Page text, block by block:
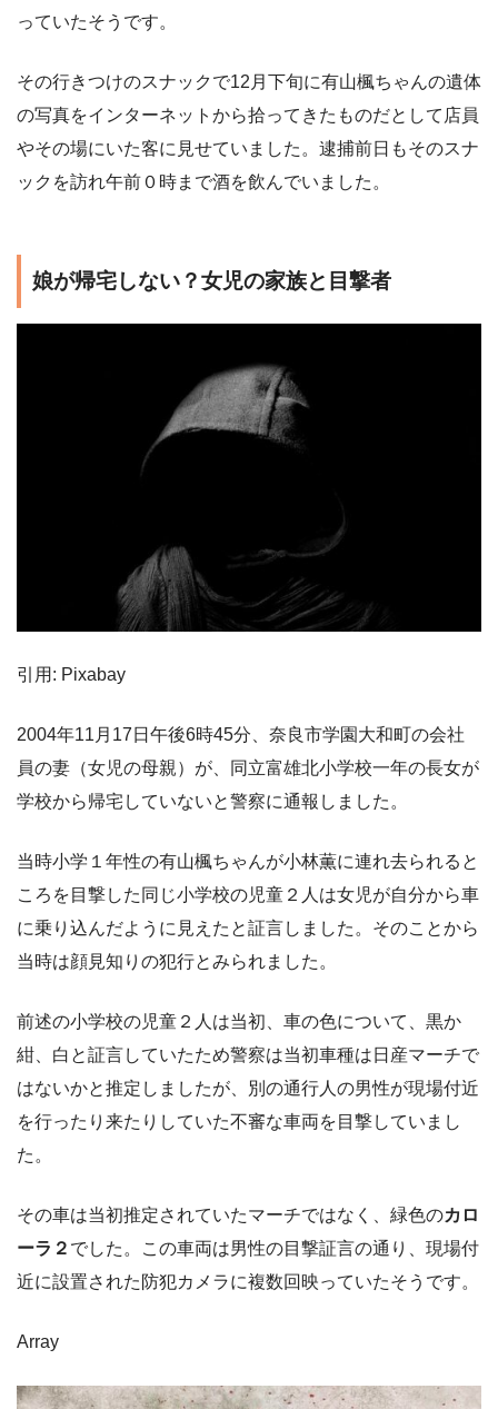
っていたそうです。
その行きつけのスナックで12月下旬に有山楓ちゃんの遺体
の写真をインターネットから拾ってきたものだとして店員
やその場にいた客に見せていました。逮捕前日もそのスナ
ックを訪れ午前０時まで酒を飲んでいました。
娘が帰宅しない？女児の家族と目撃者
引用: Pixabay
2004年11月17日午後6時45分、奈良市学園大和町の会社
員の妻（女児の母親）が、同立富雄北小学校一年の長女が
学校から帰宅していないと警察に通報しました。
当時小学１年性の有山楓ちゃんが小林薫に連れ去られると
ころを目撃した同じ小学校の児童２人は女児が自分から車
に乗り込んだように見えたと証言しました。そのことから
当時は顔見知りの犯行とみられました。
前述の小学校の児童２人は当初、車の色について、黒か
紺、白と証言していたため警察は当初車種は日産マーチで
はないかと推定しましたが、別の通行人の男性が現場付近
を行ったり来たりしていた不審な車両を目撃していまし
た。
その車は当初推定されていたマーチではなく、緑色のカロ
ーラ２ でした。この車両は男性の目撃証言の通り、現場付
近に設置された防犯カメラに複数回映っていたそうです。
Array